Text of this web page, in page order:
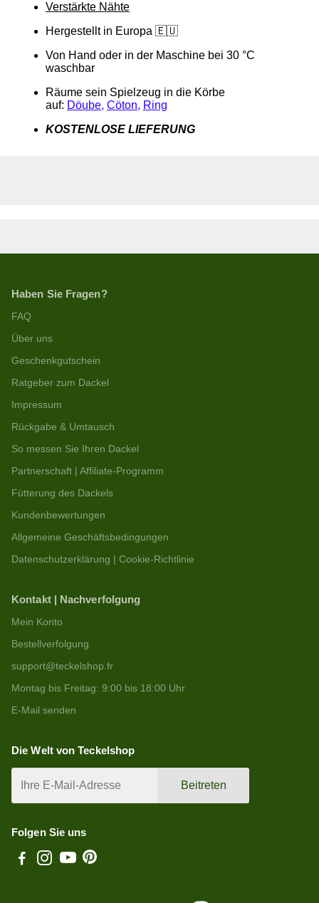
Verstärkte Nähte
Hergestellt in Europa 🇪🇺
Von Hand oder in der Maschine bei 30 °C
waschbar
Räume sein Spielzeug in die Körbe
auf: Döube, Cöton, Ring
KOSTENLOSE LIEFERUNG
Haben Sie Fragen?
FAQ
Über uns
Geschenkgutschein
Ratgeber zum Dackel
Impressum
Rückgabe & Umtausch
So messen Sie Ihren Dackel
Partnerschaft | Affiliate-Programm
Fütterung des Dackels
Kundenbewertungen
Allgemeine Geschäftsbedingungen
Datenschutzerklärung | Cookie-Richtlinie
Kontakt | Nachverfolgung
Mein Konto
Bestellverfolgung
support@teckelshop.fr
Montag bis Freitag: 9:00 bis 18:00 Uhr
E-Mail senden
Die Welt von Teckelshop
Beitreten
Folgen Sie uns